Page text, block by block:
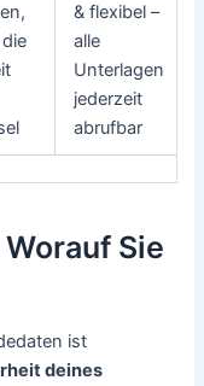
& flexibel –
alle
Unterlagen
jederzeit
abrufbar
Sie
ist
deines